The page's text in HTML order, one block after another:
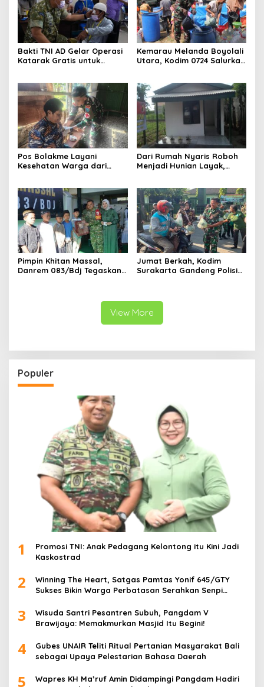
Bakti TNI AD Gelar Operasi
Katarak Gratis untuk
Kemarau Melanda Boyolali
Utara, Kodim 0724 Salurkan
Pos Bolakme Layani
Kesehatan Warga dari
Dari Rumah Nyaris Roboh
Menjadi Hunian Layak,
Pimpin Khitan Massal,
Danrem 083/Bdj Tegaskan
Jumat Berkah, Kodim
Surakarta Gandeng Polisi
View More
Populer
1
Promosi TNI: Anak Pedagang Kelontong itu Kini Jadi
Kaskostrad
2
Winning The Heart, Satgas Pamtas Yonif 645/GTY
Sukses Bikin Warga Perbatasan Serahkan Senpi
3
Wisuda Santri Pesantren Subuh, Pangdam V
Brawijaya: Memakmurkan Masjid Itu Begini!
4
Gubes UNAIR Teliti Ritual Pertanian Masyarakat Bali
sebagai Upaya Pelestarian Bahasa Daerah
5
Wapres KH Ma’ruf Amin Didampingi Pangdam Hadiri